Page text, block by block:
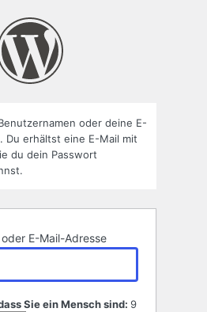
oder deine E-
Du erhältst eine E-Mail mit
du dein Passwort
E-Mail-Adresse
Sie ein Mensch sind: 9